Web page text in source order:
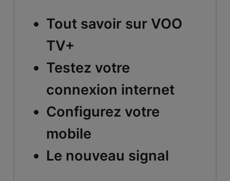
Tout savoir sur VOO
TV+
Testez votre
connexion internet
Configurez votre
mobile
Le nouveau signal